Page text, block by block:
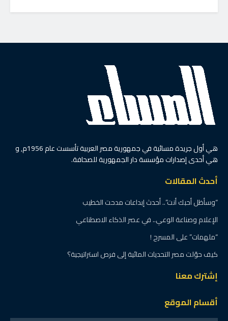
هي أول جريدة مسائية في جمهورية مصر العربية تأسست عام 1956م, و
هي أحدى إصدارات مؤسسة دار الجمهورية للصحافة.
أحدث المقالات
“وسأظل أحبك أنت”.. أحدث إبداعات مدحت الخطيب
الإعلام وصناعة الوعي.. في عصر الذكاء الاصطناعي
“ملهمات” على المسرح !
كيف حوّلت مصر التحديات المائية إلى فرص استراتيجية؟
إشترك معنا
أقسام الموقع